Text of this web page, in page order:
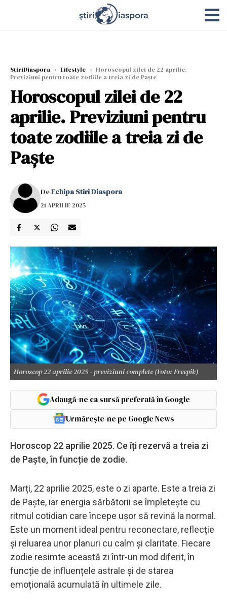
StiriDiaspora › Lifestyle › Horoscopul zilei de 22 aprilie.
Previziuni pentru toate zodiile a treia zi de Paște
Horoscopul zilei de 22
aprilie. Previziuni pentru
toate zodiile a treia zi de
Paște
DeEchipa Stiri Diaspora
21 APRILIE 2025
Horoscop 22 aprilie 2025 - previziuni complete (Foto: Freepik)
Adaugă-ne ca sursă preferată în Google
Urmărește-ne pe Google News
Horoscop 22 aprilie 2025. Ce îți rezervă a treia zi
de Paște, în funcție de zodie.
Marți, 22 aprilie 2025, este o zi aparte. Este a treia zi
de Paște, iar energia sărbătorii se împletește cu
ritmul cotidian care începe ușor să revină la normal.
Este un moment ideal pentru reconectare, reflecție
și reluarea unor planuri cu calm și claritate. Fiecare
zodie resimte această zi într-un mod diferit, în
funcție de influențele astrale și de starea
emoțională acumulată în ultimele zile.